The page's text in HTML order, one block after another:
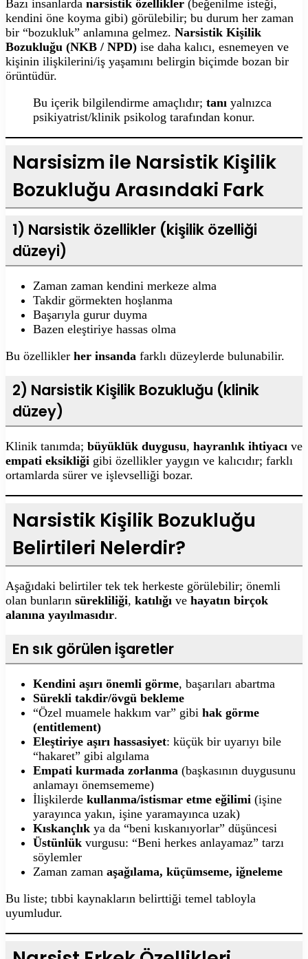
Bazı insanlarda narsistik özellikler (beğenilme isteği,
kendini öne koyma gibi) görülebilir; bu durum her zaman
bir “bozukluk” anlamına gelmez. Narsistik Kişilik
Bozukluğu (NKB / NPD) ise daha kalıcı, esnemeyen ve
kişinin ilişkilerini/iş yaşamını belirgin biçimde bozan bir
örüntüdür.
Bu içerik bilgilendirme amaçlıdır; tanı yalnızca
psikiyatrist/klinik psikolog tarafından konur.
Narsisizm ile Narsistik Kişilik
Bozukluğu Arasındaki Fark
1) Narsistik özellikler (kişilik özelliği
düzeyi)
Zaman zaman kendini merkeze alma
Takdir görmekten hoşlanma
Başarıyla gurur duyma
Bazen eleştiriye hassas olma
Bu özellikler her insanda farklı düzeylerde bulunabilir.
2) Narsistik Kişilik Bozukluğu (klinik
düzey)
Klinik tanımda; büyüklük duygusu, hayranlık ihtiyacı ve
empati eksikliği gibi özellikler yaygın ve kalıcıdır; farklı
ortamlarda sürer ve işlevselliği bozar.
Narsistik Kişilik Bozukluğu
Belirtileri Nelerdir?
Aşağıdaki belirtiler tek tek herkeste görülebilir; önemli
olan bunların sürekliliği, katılığı ve hayatın birçok
alanına yayılmasıdır.
En sık görülen işaretler
Kendini aşırı önemli görme, başarıları abartma
Sürekli takdir/övgü bekleme
“Özel muamele hakkım var” gibi hak görme
(entitlement)
Eleştiriye aşırı hassasiyet: küçük bir uyarıyı bile
“hakaret” gibi algılama
Empati kurmada zorlanma (başkasının duygusunu
anlamayı önemsememe)
İlişkilerde kullanma/istismar etme eğilimi (işine
yarayınca yakın, işine yaramayınca uzak)
Kıskançlık ya da “beni kıskanıyorlar” düşüncesi
Üstünlük vurgusu: “Beni herkes anlayamaz” tarzı
söylemler
Zaman zaman aşağılama, küçümseme, iğneleme
Bu liste; tıbbi kaynakların belirttiği temel tabloyla
uyumludur.